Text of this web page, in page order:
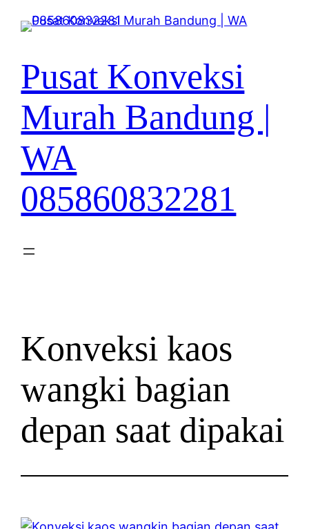
Lewati
Pusat Konveksi
Murah Bandung |
WA
085860832281
Konveksi kaos
wangki bagian
depan saat dipakai